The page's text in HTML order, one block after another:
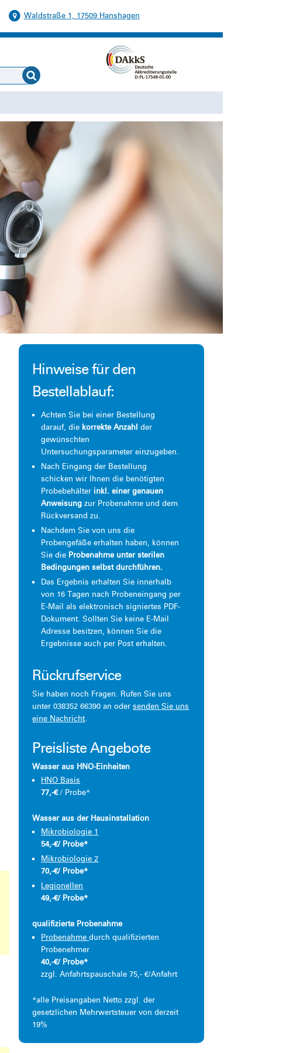
Waldstraße 1, 17509 Hanshagen
Hinweise für den
Bestellablauf:
Achten Sie bei einer Bestellung
darauf, die korrekte Anzahl der
gewünschten
Untersuchungsparameter einzugeben.
Nach Eingang der Bestellung
schicken wir Ihnen die benötigten
Probebehälter inkl. einer genauen
Anweisung zur Probenahme und dem
Rückversand zu.
Nachdem Sie von uns die
Probengefäße erhalten haben, können
Sie die Probenahme unter sterilen
Bedingungen selbst durchführen.
Das Ergebnis erhalten Sie innerhalb
von 16 Tagen nach Probeneingang per
E-Mail als elektronisch signiertes PDF-
Dokument. Sollten Sie keine E-Mail
Adresse besitzen, können Sie die
Ergebnisse auch per Post erhalten.
Rückrufservice
Sie haben noch Fragen. Rufen Sie uns
unter 038352 66390 an odersenden Sie uns
eine Nachricht.
Preisliste Angebote
Wasser aus HNO-Einheiten
HNO Basis
77,-€/ Probe*
Wasser aus der Hausinstallation
Mikrobiologie 1
54,-€/ Probe*
Mikrobiologie 2
70,-€/ Probe*
Legionellen
49,-€/ Probe*
qualifizierte Probenahme
Probenahmedurch qualifizierten
Probenehmer
40,-€/ Probe*
zzgl. Anfahrtspauschale 75,- €/Anfahrt
*alle Preisangaben Netto zzgl. der
gesetzlichen Mehrwertsteuer von derzeit
19%